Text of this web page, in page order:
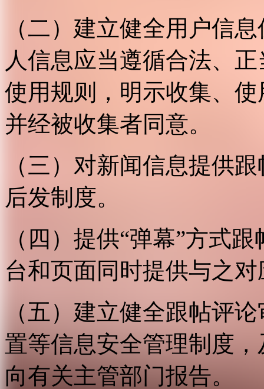
（二）建立健全用户信
人信息应当遵循合法、
使用规则，明示收集、
并经被收集者同意。
（三）对新闻信息提供
后发制度。
（四）提供“弹幕”方式
台和页面同时提供与之
（五）建立健全跟帖评
置等信息安全管理制度
向有关主管部门报告。